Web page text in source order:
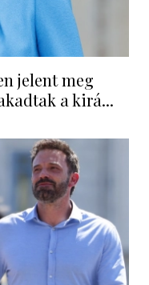
jelent meg
a kirá...